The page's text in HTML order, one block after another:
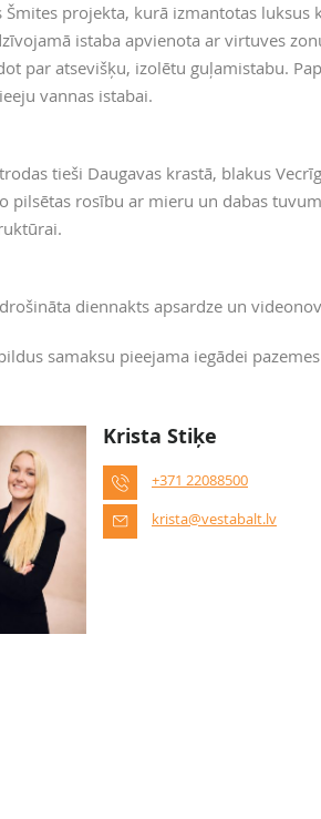
Šmites projekta, kurā izmantotas luksus
istaba apvienota ar virtuves
par atsevišķu, izolētu guļamistabu.
vannas istabai.
tieši Daugavas krastā, blakus
pilsētas rosību ar mieru un dabas
diennakts apsardze un
samaksu pieejama iegādei
Krista Stiķe
+371 22088500
krista@vestabalt.lv